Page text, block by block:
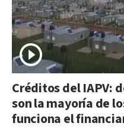
Créditos del IAPV:
son la mayoría de
funciona el